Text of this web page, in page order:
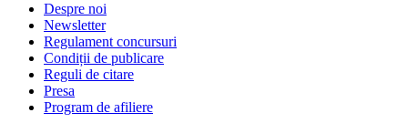
Despre noi
Newsletter
Regulament concursuri
Condiții de publicare
Reguli de citare
Presa
Program de afiliere